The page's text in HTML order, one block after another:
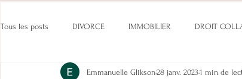
Tous les posts DIVORCE IMMOBILIER DROIT
CONCUBINS LOCATION
Emmanuelle Glikson28 janv. 20231 min de